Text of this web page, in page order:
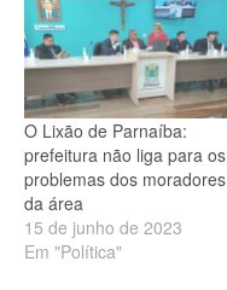
O Lixão de Parnaíba:
prefeitura não liga para os
problemas dos moradores
da área
15 de junho de 2023
Em "Política"